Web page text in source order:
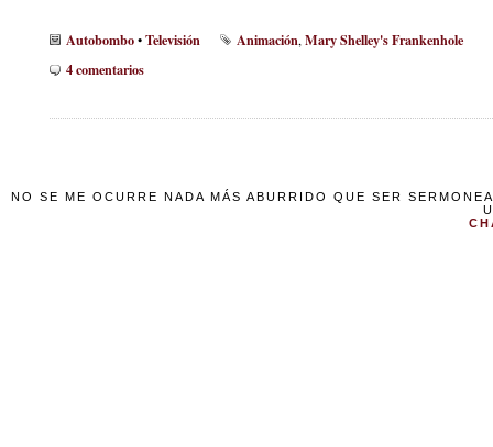
Autobombo•Televisión Animación, Mary Shelley's Frankenhole
4 comentarios
NO SE ME OCURRE NADA MÁS ABURRIDO QUE SER